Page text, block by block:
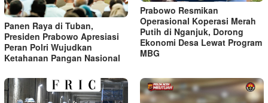
Panen Raya di Tuban,
Presiden Prabowo Apresiasi
Peran Polri Wujudkan
Ketahanan Pangan Nasional
Prabowo Resmikan
Operasional Koperasi Merah
Putih di Nganjuk, Dorong
Ekonomi Desa Lewat Program
MBG